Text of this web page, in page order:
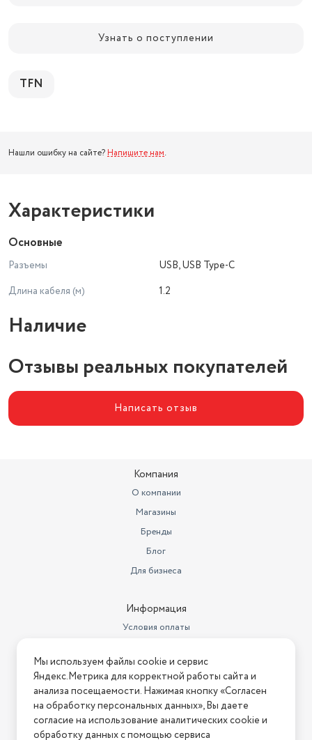
Узнать о поступлении
TFN
Нашли ошибку на сайте? Напишите нам.
Характеристики
Основные
Разъемы
USB, USB Type-C
Длина кабеля (м)
1.2
Наличие
Отзывы реальных покупателей
Написать отзыв
Компания
О компании
Магазины
Бренды
Блог
Для бизнеса
Информация
Условия оплаты
Условия возврата
Нашли ошибку на сайте? Напишите нам
2026 © Интернет-магазин "АстМаркет". У нас есть всё!
Мы используем файлы cookie и сервис
Яндекс.Метрика для корректной работы сайта и
анализа посещаемости. Нажимая кнопку «Согласен
на обработку персональных данных», Вы даете
согласие на использование аналитических cookie и
обработку данных с помощью сервиса